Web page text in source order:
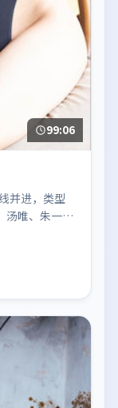
99:06
并进，类型
汤唯、朱一
结尾留白引